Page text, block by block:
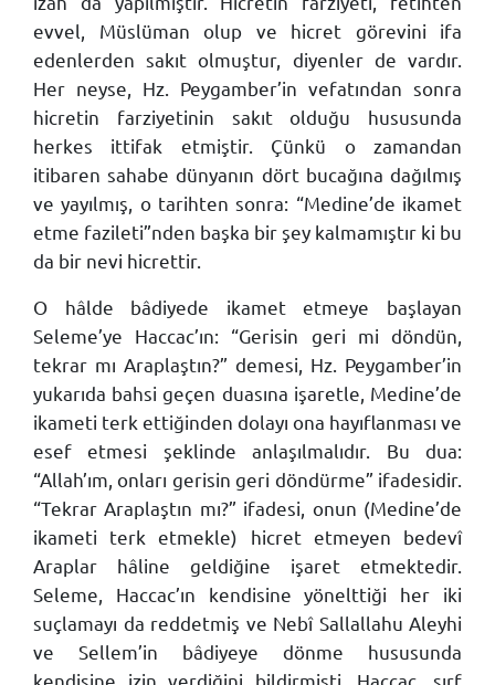
evvel, Müslüman olup ve hicret görevini ifa
edenlerden sakıt olmuştur, diyenler de vardır.
Her neyse, Hz. Peygamber’in vefatından sonra
hicretin farziyetinin sakıt olduğu hususunda
herkes ittifak etmiştir. Çünkü o zamandan
itibaren sahabe dünyanın dört bucağına dağılmış
ve yayılmış, o tarihten sonra: “Medine’de ikamet
etme fazileti”nden başka bir şey kalmamıştır ki bu
da bir nevi hicrettir.
O hâlde bâdiyede ikamet etmeye başlayan
Seleme’ye Haccac’ın: “Gerisin geri mi döndün,
tekrar mı Araplaştın?” demesi, Hz. Peygamber’in
yukarıda bahsi geçen duasına işaretle, Medine’de
ikameti terk ettiğinden dolayı ona hayıflanması ve
esef etmesi şeklinde anlaşılmalıdır. Bu dua:
“Allah’ım, onları gerisin geri döndürme” ifadesidir.
“Tekrar Araplaştın mı?” ifadesi, onun (Medine’de
ikameti terk etmekle) hicret etmeyen bedevî
Araplar hâline geldiğine işaret etmektedir.
Seleme, Haccac’ın kendisine yönelttiği her iki
suçlamayı da reddetmiş ve Nebî Sallallahu Aleyhi
ve Sellem’in bâdiyeye dönme hususunda
kendisine izin verdiğini bildirmişti. Haccac, sırf